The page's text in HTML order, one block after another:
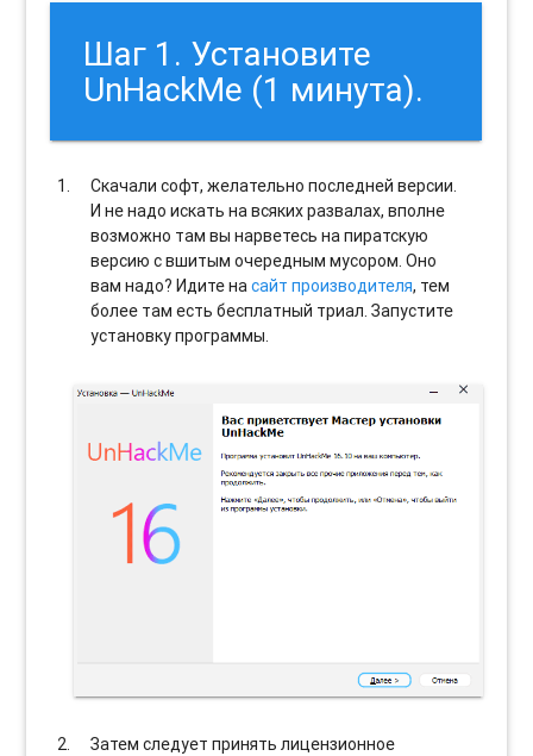
Шаг 1. Установите
UnHackMe (1 минута).
Скачали софт, желательно последней версии.
И не надо искать на всяких развалах, вполне
возможно там вы нарветесь на пиратскую
версию с вшитым очередным мусором. Оно
вам надо? Идите насайт производителя, тем
более там есть бесплатный триал. Запустите
установку программы.
Затем следует принять лицензионное